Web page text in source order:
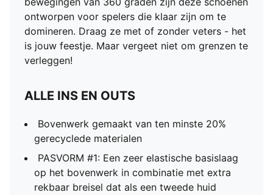
FG: Geschikt voor gebruik op harde ondergronden
ontworpen voor spelers die klaar zijn om te
domineren. Draag ze met of zonder veters - het
is jouw feestje. Maar vergeet niet om grenzen te
verleggen!
ALLE INS EN OUTS
Bovenwerk gemaakt van ten minste 20%
gerecyclede materialen
PASVORM #1: Een zeer elastische basislaag
op het bovenwerk in combinatie met extra
rekbaar breisel dat als een tweede huid